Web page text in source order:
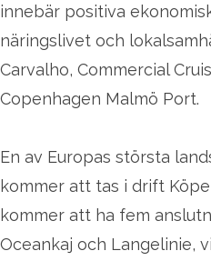
innebär positiva
näringslivet och
Carvalho, Commercial
Copenhagen Malmö Port.
En av Europas största
kommer att tas i drift
kommer att ha fem
Oceankaj och Langelinie,